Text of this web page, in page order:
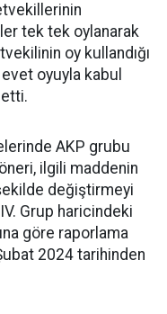
tek tek oylanarak
oy kullandığı
oyuyla kabul
AKP grubu
ilgili maddenin
değiştirmeyi
Grup haricindeki
göre raporlama
2024 tarihinden